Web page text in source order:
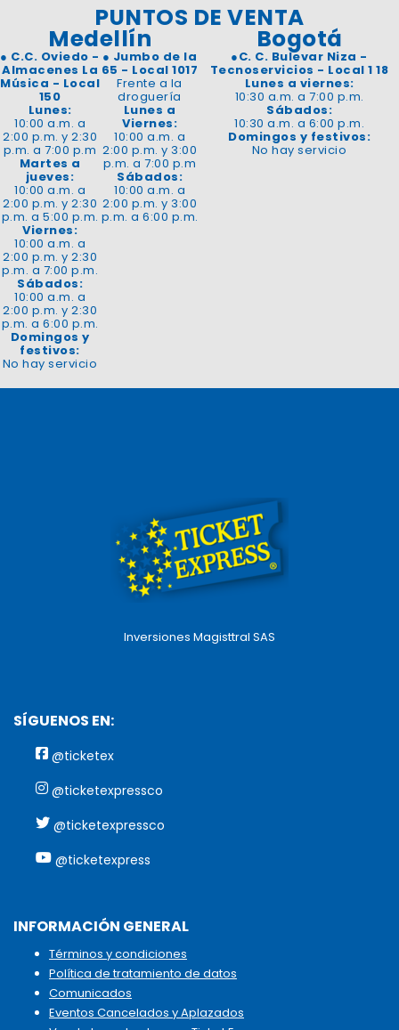
PUNTOS DE VENTA
Medellín
● C.C. Oviedo -
Almacenes La
Música - Local
150
Lunes:
10:00 a.m. a
2:00 p.m. y 2:30
p.m. a 7:00 p.m
Martes a
jueves:
10:00 a.m. a
2:00 p.m. y 2:30
p.m. a 5:00 p.m.
Viernes:
10:00 a.m. a
2:00 p.m. y 2:30
p.m. a 7:00 p.m.
Sábados:
10:00 a.m. a
2:00 p.m. y 2:30
p.m. a 6:00 p.m.
Domingos y
festivos:
No hay servicio
● Jumbo de la
65 - Local 1017
Frente a la
droguería
Lunes a
Viernes:
10:00 a.m. a
2:00 p.m. y 3:00
p.m. a 7:00 p.m
Sábados:
10:00 a.m. a
2:00 p.m. y 3:00
p.m. a 6:00 p.m.
Bogotá
●C. C. Bulevar Niza -
Tecnoservicios - Local 1 18
Lunes a viernes:
10:30 a.m. a 7:00 p.m.
Sábados:
10:30 a.m. a 6:00 p.m.
Domingos y festivos:
No hay servicio
Inversiones Magisttral SAS
SÍGUENOS EN:
@ticketex
@ticketexpressco
@ticketexpressco
@ticketexpress
INFORMACIÓN GENERAL
Términos y condiciones
Política de tratamiento de datos
Comunicados
Eventos Cancelados y Aplazados